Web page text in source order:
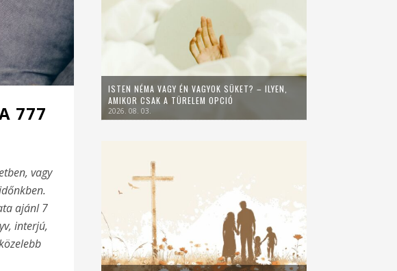
777
vagy
ajánl 7
interjú,
ISTEN NÉMA VAGY ÉN VAGYOK SÜKET? – ILYEN,
AMIKOR CSAK A TÜRELEM OPCIÓ
2026. 08. 03.